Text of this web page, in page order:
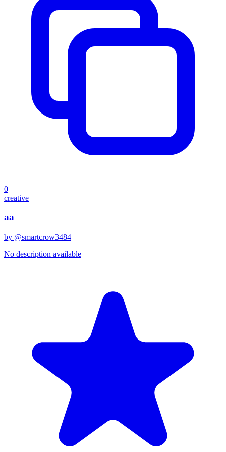
0
creative
aa
by @smartcrow3484
No description available